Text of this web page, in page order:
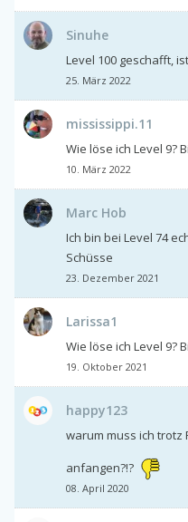
Sinuhe
Level 100 geschafft,
25. März 2022
mississippi.11
Wie löse ich Level 9?
10. März 2022
Marc Hob
Ich bin bei Level 74
Schüsse
23. Dezember 2021
Larissa1
Wie löse ich Level 9?
19. Oktober 2021
happy123
warum muss ich trotz
anfangen?!?
08. April 2020